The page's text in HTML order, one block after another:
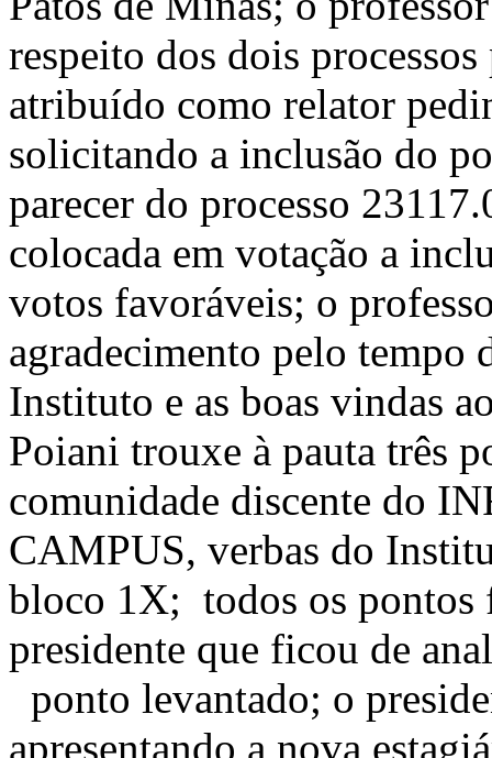
respeito dos dois
atribuído como relator
solicitando a inclusão do
parecer do processo
colocada em votação a
votos favoráveis; o
agradecimento pelo tempo
Instituto e as boas vindas
Poiani trouxe à pauta três
comunidade discente do
CAMPUS, verbas do
bloco 1X; todos os pontos
presidente que ficou de
ponto levantado; o
apresentando a nova